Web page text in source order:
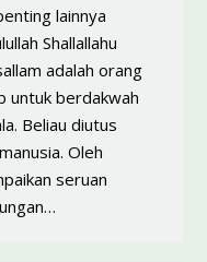
lainnya
Shallallahu
adalah orang
untuk berdakwah
Beliau diutus
Oleh
seruan